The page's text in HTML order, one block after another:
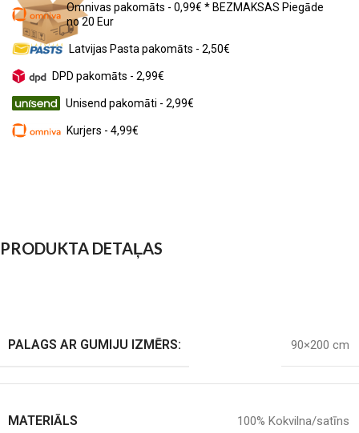
Omnivas pakomāts - 0,99€ * BEZMAKSAS Piegāde
no 20 Eur
Latvijas Pasta pakomāts - 2,50€
DPD pakomāts - 2,99€
Unisend pakomāti - 2,99€
Kurjers - 4,99€
PRODUKTA DETAĻAS
PALAGS AR GUMIJU IZMĒRS: 90×200 cm
MATERIĀLS 100% Kokvilna/satīns